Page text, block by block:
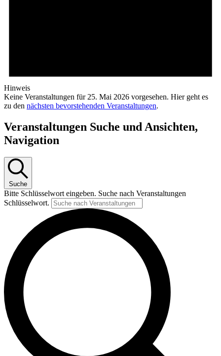
Hinweis
Keine Veranstaltungen für 25. Mai 2026 vorgesehen. Hier geht es
zu den nächsten bevorstehenden Veranstaltungen.
Veranstaltungen Suche und Ansichten,
Navigation
Suche
Bitte Schlüsselwort eingeben. Suche nach Veranstaltungen
Schlüsselwort.